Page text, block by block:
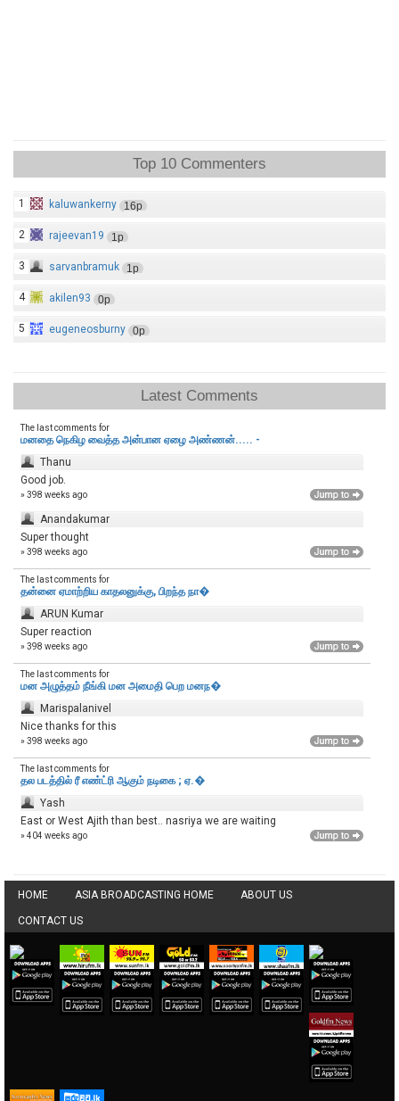
Top 10 Commenters
1 kaluwankerny 16p
2 rajeevan19 1p
3 sarvanbramuk 1p
4 akilen93 0p
5 eugeneosburny 0p
Latest Comments
The last comments for
மனதை நெகிழ வைத்த அன்பான ஏழை அண்ணன்..... -
Thanu
Good job.
» 398 weeks ago
Anandakumar
Super thought
» 398 weeks ago
The last comments for
தன்னை ஏமாற்றிய காதலனுக்கு, பிறந்த நா�
ARUN Kumar
Super reaction
» 398 weeks ago
The last comments for
மன அழுத்தம் நீங்கி மன அமைதி பெற‌ மனந�
Marispalanivel
Nice thanks for this
» 398 weeks ago
The last comments for
தல படத்தில் ரீ எண்ட்ரி ஆகும் நடிகை ; ஏ.�
Yash
East or West Ajith than best.. nasriya we are waiting
» 404 weeks ago
HOME ASIA BROADCASTING HOME ABOUT US
CONTACT US